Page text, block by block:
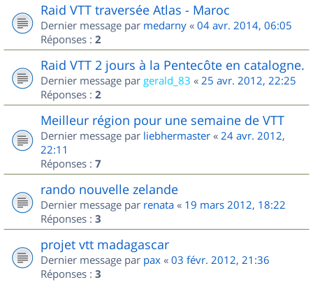
Raid VTT traversée Atlas - Maroc
Dernier message par medarny « 04 avr. 2014, 06:05
Réponses : 2
Raid VTT 2 jours à la Pentecôte en catalogne.
Dernier message par gerald_83 « 25 avr. 2012, 22:25
Réponses : 2
Meilleur région pour une semaine de VTT
Dernier message par liebhermaster « 24 avr. 2012,
22:11
Réponses : 7
rando nouvelle zelande
Dernier message par renata « 19 mars 2012, 18:22
Réponses : 3
projet vtt madagascar
Dernier message par pax « 03 févr. 2012, 21:36
Réponses : 3